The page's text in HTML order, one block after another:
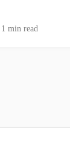
1 min read